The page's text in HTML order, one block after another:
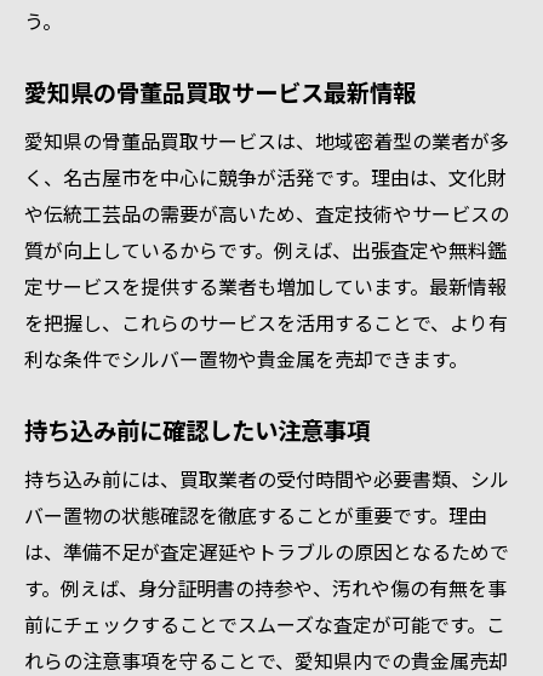
う。
愛知県の骨董品買取サービス最新情報
愛知県の骨董品買取サービスは、地域密着型の業者が多
く、名古屋市を中心に競争が活発です。理由は、文化財
や伝統工芸品の需要が高いため、査定技術やサービスの
質が向上しているからです。例えば、出張査定や無料鑑
定サービスを提供する業者も増加しています。最新情報
を把握し、これらのサービスを活用することで、より有
利な条件でシルバー置物や貴金属を売却できます。
持ち込み前に確認したい注意事項
持ち込み前には、買取業者の受付時間や必要書類、シル
バー置物の状態確認を徹底することが重要です。理由
は、準備不足が査定遅延やトラブルの原因となるためで
す。例えば、身分証明書の持参や、汚れや傷の有無を事
前にチェックすることでスムーズな査定が可能です。こ
れらの注意事項を守ることで、愛知県内での貴金属売却